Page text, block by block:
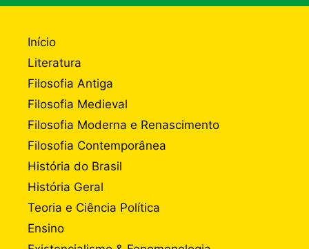
Início
Literatura
Filosofia Antiga
Filosofia Medieval
Filosofia Moderna e Renascimento
Filosofia Contemporânea
História do Brasil
História Geral
Teoria e Ciência Política
Ensino